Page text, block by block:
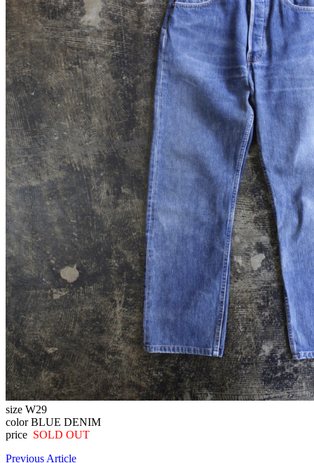
size W29
color BLUE DENIM
price SOLD OUT
Previous Article